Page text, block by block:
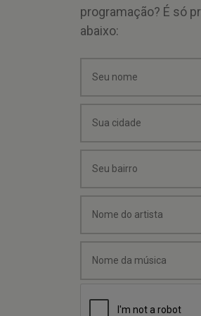
programação? É só
abaixo: